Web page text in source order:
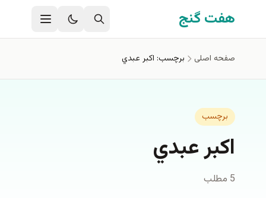
رفتن به محتوای اصلی
هفت گنج
صفحه اصلی برچسب: اكبر عبدي
برچسب
اكبر عبدي
5 مطلب